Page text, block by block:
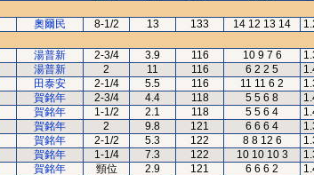
奧爾民 8-1/2 13 133 14 12 13 14
湯普新 2-3/4 3.9 116 10 9 7 6
湯普新 2 11 116 6 2 2 5
田泰安 2-1/4 5.5 116 11 11 6 2
賀銘年 2-3/4 4.4 118 5 5 6 8
賀銘年 1-1/2 2.1 118 5 5 6 4
賀銘年 2 9.8 121 6 6 6 4
賀銘年 2-1/2 5.3 122 8 8 12 6
賀銘年 1-1/4 7.3 122 10 10 10 3
賀銘年 頸位 2.9 121 6 6 6 2